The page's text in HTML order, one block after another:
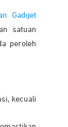
Gadget
satuan
peroleh
kecuali